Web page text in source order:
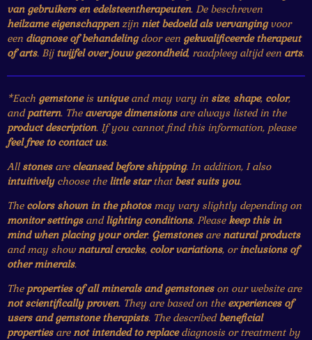
van gebruikers en edelsteentherapeuten. De beschreven
heilzame eigenschappenzijn niet bedoeld als vervangingvoor
een diagnose of behandelingdoor een gekwalificeerde therapeut
of arts. Bijtwijfel over jouw gezondheid, raadpleeg altijd een arts.
*Each gemstoneis uniqueand may vary in size, shape, color,
andpattern. The average dimensionsare always listed in the
product description. If you cannot find this information, please
feel free to contact us.
Allstonesare cleansed before shipping. In addition, I also
intuitivelychoose the little starthat best suits you.
The colors shown in the photosmay vary slightly depending on
monitor settingsandlighting conditions. Pleasekeep this in
mind when placing your order. Gemstonesarenatural products
and may shownatural cracks, color variations, orinclusions of
other minerals.
The properties of all minerals and gemstoneson our website are
not scientifically proven. They are based on the experiences of
users and gemstone therapists. The describedbeneficial
propertiesarenot intended to replacediagnosis or treatment by